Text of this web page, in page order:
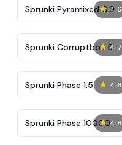
★ 4.6
Sprunki Pyramixed 0.9
★ 4.7
Sprunki Corruptbox 5
★ 4.6
Sprunki Phase 1.5
★ 4.8
Sprunki Phase 10000